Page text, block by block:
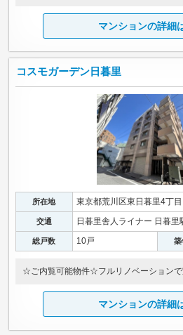
マンションの詳細
コスモガーデン日暮里
所在地 東京都荒川区東日暮里4丁目
交通 日暮里舎人ライナー 日暮里
総戸数 10戸 築
☆ご内覧可能物件☆フルリノベーション
マンションの詳細